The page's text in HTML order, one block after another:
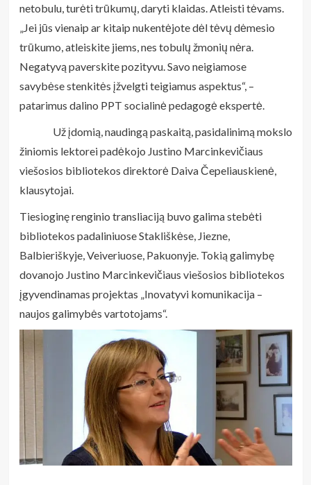
netobulu, turėti trūkumų, daryti klaidas. Atleisti tėvams.
„Jei jūs vienaip ar kitaip nukentėjote dėl tėvų dėmesio
trūkumo, atleiskite jiems, nes tobulų žmonių nėra.
Negatyvą paverskite pozityvu. Savo neigiamose
savybėse stenkitės įžvelgti teigiamus aspektus“, –
patarimus dalino PPT socialinė pedagogė ekspertė.
Už įdomią, naudingą paskaitą, pasidalinimą mokslo
žiniomis lektorei padėkojo Justino Marcinkevičiaus
viešosios bibliotekos direktorė Daiva Čepeliauskienė,
klausytojai.
Tiesioginę renginio transliaciją buvo galima stebėti
bibliotekos padaliniuose Stakliškėse, Jiezne,
Balbieriškyje, Veiveriuose, Pakuonyje. Tokią galimybę
dovanojo Justino Marcinkevičiaus viešosios bibliotekos
įgyvendinamas projektas „Inovatyvi komunikacija –
naujos galimybės vartotojams“.